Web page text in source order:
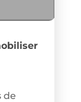
de